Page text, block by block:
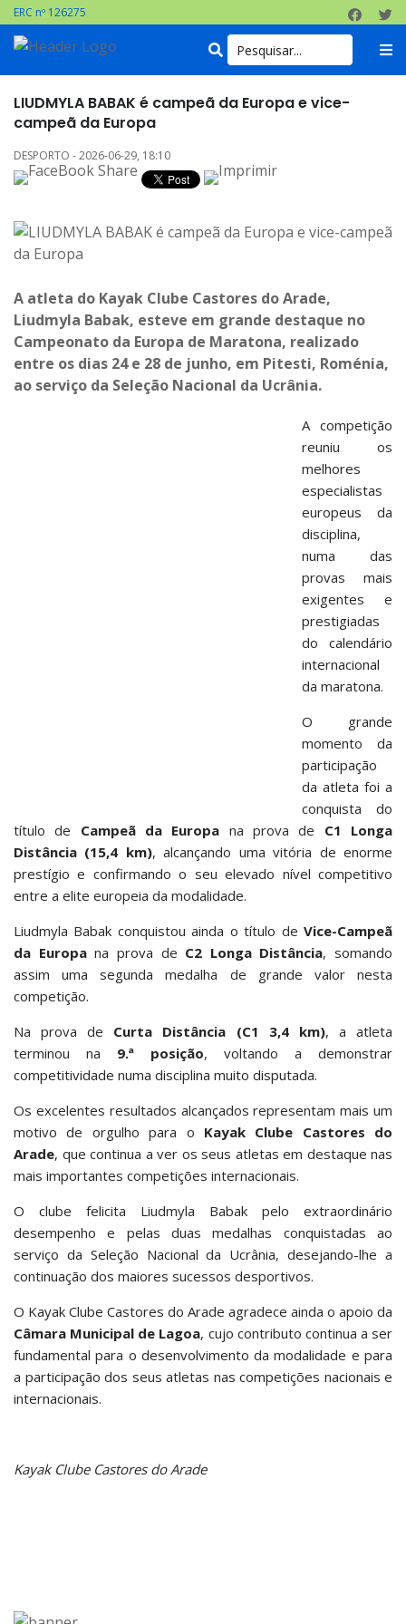
ERC nº 126275
LIUDMYLA BABAK é campeã da Europa e vice-
campeã da Europa
DESPORTO - 2026-06-29, 18:10
A atleta do Kayak Clube Castores do Arade,
Liudmyla Babak, esteve em grande destaque no
Campeonato da Europa de Maratona, realizado
entre os dias 24 e 28 de junho, em Pitesti, Roménia,
ao serviço da Seleção Nacional da Ucrânia.
A competição
reuniu os
melhores
especialistas
europeus da
disciplina,
numa das
provas mais
exigentes e
prestigiadas
do calendário
internacional
da maratona.
O grande
momento da
participação
da atleta foi a
conquista do
título de Campeã da Europa na prova de C1 Longa
Distância (15,4 km), alcançando uma vitória de enorme
prestígio e confirmando o seu elevado nível competitivo
entre a elite europeia da modalidade.
Liudmyla Babak conquistou ainda o título de Vice-Campeã
da Europana prova de C2 Longa Distância, somando
assim uma segunda medalha de grande valor nesta
competição.
Na prova de Curta Distância (C1 3,4 km), a atleta
terminou na 9.ª posição, voltando a demonstrar
competitividade numa disciplina muito disputada.
Os excelentes resultados alcançados representam mais um
motivo de orgulho para o Kayak Clube Castores do
Arade, que continua a ver os seus atletas em destaque nas
mais importantes competições internacionais.
O clube felicita Liudmyla Babak pelo extraordinário
desempenho e pelas duas medalhas conquistadas ao
serviço da Seleção Nacional da Ucrânia, desejando-lhe a
continuação dos maiores sucessos desportivos.
O Kayak Clube Castores do Arade agradece ainda o apoio da
Câmara Municipal de Lagoa, cujo contributo continua a ser
fundamental para o desenvolvimento da modalidade e para
a participação dos seus atletas nas competições nacionais e
internacionais.
Kayak Clube Castores do Arade